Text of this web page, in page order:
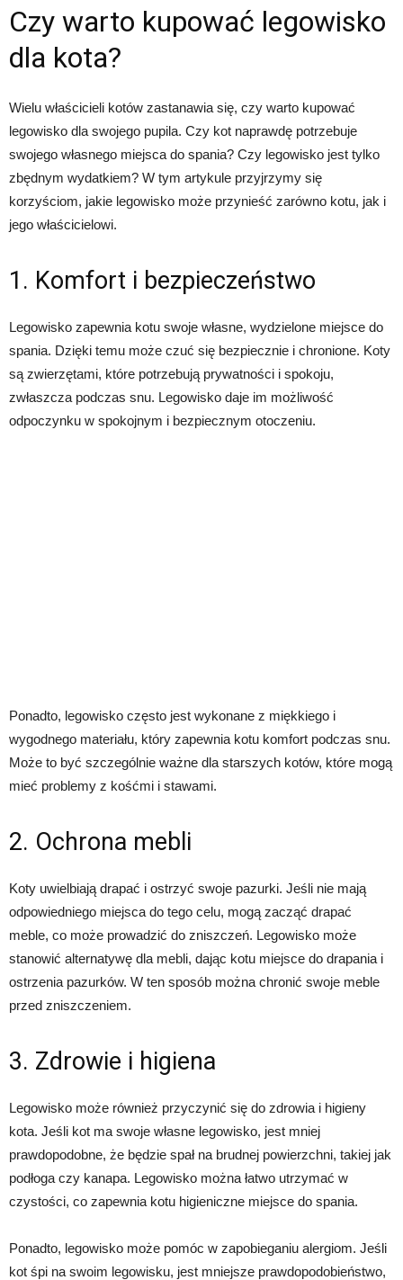
Czy warto kupować legowisko
dla kota?
Wielu właścicieli kotów zastanawia się, czy warto kupować
legowisko dla swojego pupila. Czy kot naprawdę potrzebuje
swojego własnego miejsca do spania? Czy legowisko jest tylko
zbędnym wydatkiem? W tym artykule przyjrzymy się
korzyściom, jakie legowisko może przynieść zarówno kotu, jak i
jego właścicielowi.
1. Komfort i bezpieczeństwo
Legowisko zapewnia kotu swoje własne, wydzielone miejsce do
spania. Dzięki temu może czuć się bezpiecznie i chronione. Koty
są zwierzętami, które potrzebują prywatności i spokoju,
zwłaszcza podczas snu. Legowisko daje im możliwość
odpoczynku w spokojnym i bezpiecznym otoczeniu.
Ponadto, legowisko często jest wykonane z miękkiego i
wygodnego materiału, który zapewnia kotu komfort podczas snu.
Może to być szczególnie ważne dla starszych kotów, które mogą
mieć problemy z kośćmi i stawami.
2. Ochrona mebli
Koty uwielbiają drapać i ostrzyć swoje pazurki. Jeśli nie mają
odpowiedniego miejsca do tego celu, mogą zacząć drapać
meble, co może prowadzić do zniszczeń. Legowisko może
stanowić alternatywę dla mebli, dając kotu miejsce do drapania i
ostrzenia pazurków. W ten sposób można chronić swoje meble
przed zniszczeniem.
3. Zdrowie i higiena
Legowisko może również przyczynić się do zdrowia i higieny
kota. Jeśli kot ma swoje własne legowisko, jest mniej
prawdopodobne, że będzie spał na brudnej powierzchni, takiej jak
podłoga czy kanapa. Legowisko można łatwo utrzymać w
czystości, co zapewnia kotu higieniczne miejsce do spania.
Ponadto, legowisko może pomóc w zapobieganiu alergiom. Jeśli
kot śpi na swoim legowisku, jest mniejsze prawdopodobieństwo,